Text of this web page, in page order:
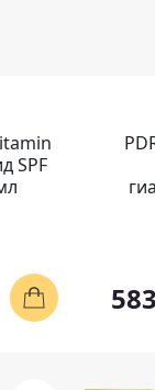
SPF